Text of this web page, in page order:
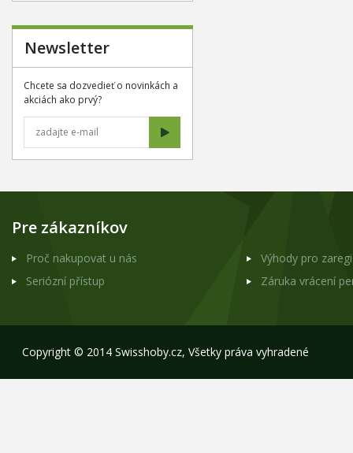
Newsletter
Chcete sa dozvedieť o novinkách a
akciách ako prvý?
Pre zákazníkov
Proč nakupovat u nás
Výhody pro
Seriózní přístup
Záruka vrácení
Copyright © 2014 Swisshoby.cz, Všetky práva vyhradené